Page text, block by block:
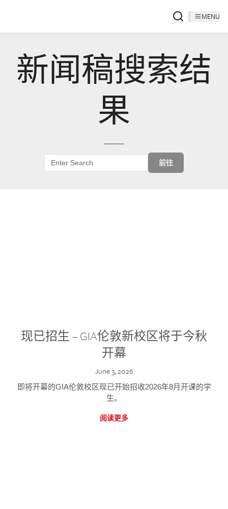
MENU
新闻稿搜索结
果
前往
现已招生 – GIA伦敦新校区将于今秋
开幕
June 3, 2026
即将开幕的GIA伦敦校区现已开始招收2026年8月开课的学
生。
阅读更多